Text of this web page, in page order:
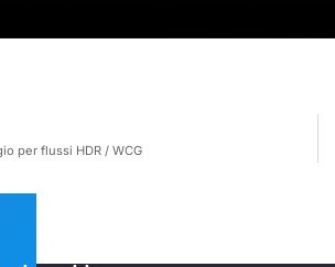
per flussi HDR / WCG